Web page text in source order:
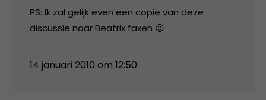
PS: Ik zal gelijk even een copie van deze
discussie naar Beatrix faxen 😉
14 januari 2010 om 12:50